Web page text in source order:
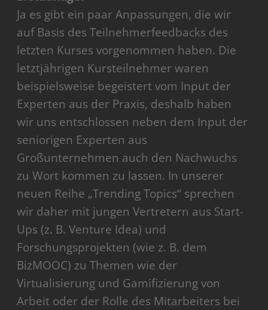
Ja es gibt ein paar Anpassungen, die wir
auf Basis des Teilnehmerfeedbacks des
letzten Kurses vorgenommen haben. Die
letztjährigen Kursteilnehmer waren
beispielsweise begeistert vom Input der
Experten aus der Praxis, deshalb haben
wir uns entschlossen neben dem Input der
seniorigen Experten aus
Großunternehmen auch den Nachwuchs
zu Wort kommen zu lassen. In unserer
neuen Reihe „Trending Topics“ sprechen
wir daher mit jungen Vertretern aus Start-
Ups (z. B. Venture Idea) und
Forschungsprojekten (wie z. B. dem
BizMOOC) zu Themen wie der
Virtualisierung und Gamifizierung von
Arbeit oder der Rolle des Mitarbeiters bei